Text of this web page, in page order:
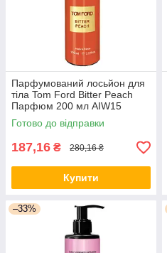
Парфумований лосьйон для
тіла Tom Ford Bitter Peach
Парфюм 200 мл AIW15
Готово до відправки
187,16 ₴ 280,16 ₴
Купити
–33%